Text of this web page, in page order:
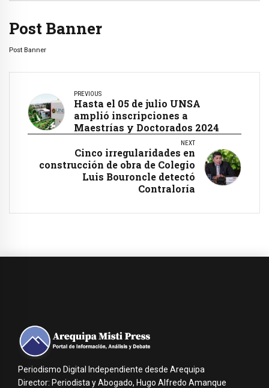
Post Banner
Post Banner
PREVIOUS
Hasta el 05 de julio UNSA
amplió inscripciones a
Maestrías y Doctorados 2024
NEXT
Cinco irregularidades en
construcción de obra de Colegio
Luis Bouroncle detectó
Contraloría
Periodismo Digital Independiente desde Arequipa
Director: Periodista y Abogado, Hugo Alfredo Amanque